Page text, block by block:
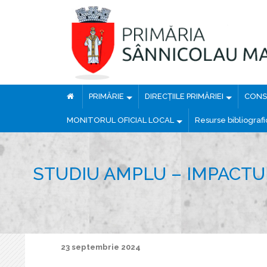
PRIMĂRIE DIRECȚIILE PRIMĂRIEI
MONITORUL OFICIAL LOCAL Resurse
STUDIU AMPLU –
23 septembrie 2024